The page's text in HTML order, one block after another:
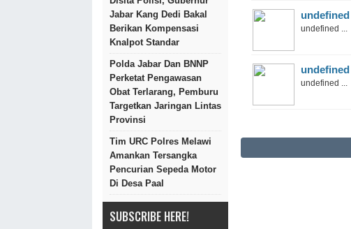
Jabar Kang Dedi Bakal
Berikan Kompensasi
Knalpot Standar
Polda Jabar Dan BNNP
Perketat Pengawasan
Obat Terlarang, Pemburu
Targetkan Jaringan Lintas
Provinsi
Tim URC Polres Melawi
Amankan Tersangka
Pencurian Sepeda Motor
Di Desa Paal
SUBSCRIBE HERE!
undefined
undefined ...
undefined
undefined ...